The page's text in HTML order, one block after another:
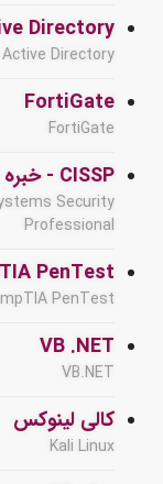
Directory
Active Directory
FortiGate
FortiGate
CISSP - خبره حرفه ای سیستم های اطلاعاتی امنیتی
Security
Professional
PenTest +
PenTest+
VB .NET
VB.NET
کالی لینوکس
Kali Linux